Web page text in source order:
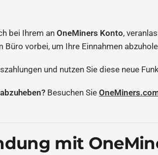
bei Ihrem an OneMiners Konto,
vorbei, um Ihre Einnahmen
und nutzen Sie diese neue
Besuchen Sie
mit